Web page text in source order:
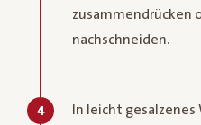
zusammendrücken
nachschneiden.
4
In leicht gesalzenes